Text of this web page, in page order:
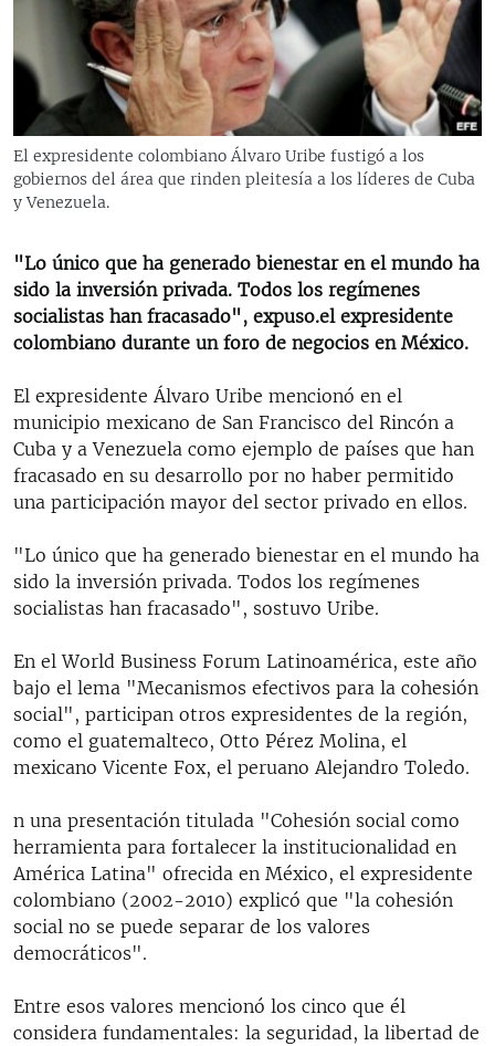
RADIO MARTÍ
ESPECIALES
ESPECIALES
LA REALIDAD DE LA VIVIENDA EN CUBA
SER VIEJO EN CUBA
LOS SANTOS DE HIALEAH
DESINFORMACIÓN RUSA EN AMÉRICA LATINA
LA INVASIÓN DE RUSIA A UCRANIA
MULTIMEDIA
EDITORIALES
SÍGUENOS
El expresidente colombiano Álvaro Uribe fustigó a los
gobiernos del área que rinden pleitesía a los líderes de Cuba
y Venezuela.
"Lo único que ha generado bienestar en el mundo ha
sido la inversión privada. Todos los regímenes
socialistas han fracasado", expuso.el expresidente
colombiano durante un foro de negocios en México.
El expresidente Álvaro Uribe mencionó en el
municipio mexicano de San Francisco del Rincón a
Cuba y a Venezuela como ejemplo de países que han
fracasado en su desarrollo por no haber permitido
una participación mayor del sector privado en ellos.
"Lo único que ha generado bienestar en el mundo ha
sido la inversión privada. Todos los regímenes
socialistas han fracasado", sostuvo Uribe.
En el World Business Forum Latinoamérica, este año
bajo el lema "Mecanismos efectivos para la cohesión
social", participan otros expresidentes de la región,
como el guatemalteco, Otto Pérez Molina, el
mexicano Vicente Fox, el peruano Alejandro Toledo.
n una presentación titulada "Cohesión social como
herramienta para fortalecer la institucionalidad en
América Latina" ofrecida en México, el expresidente
colombiano (2002-2010) explicó que "la cohesión
social no se puede separar de los valores
democráticos".
Entre esos valores mencionó los cinco que él
considera fundamentales: la seguridad, la libertad de